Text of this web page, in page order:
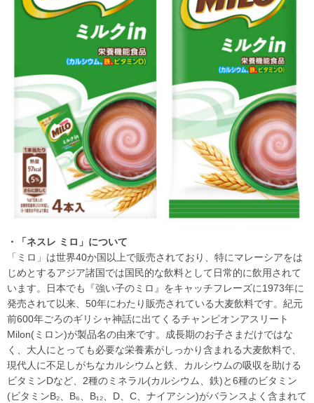
・「ネスレ ミロ」について
「ミロ」は世界40か国以上で販売されており、特にマレーシアをは
じめとするアジア諸国では国民的な飲料として日常的に飲用されて
います。日本でも『強い子のミロ』をキャッチフレーズに1973年に
発売されて以来、50年にわたり販売されている大麦飲料です。紀元
前600年ごろのギリシャ神話に出てくるチャンピオンアスリート
Milon(ミロン)が製品名の由来です。成長期のお子さまだけではな
く、大人にとっても必要な栄養素がしっかり含まれる大麦飲料で、
現代人に不足しがちなカルシウムと鉄、カルシウムの吸収を助ける
ビタミンDなど、2種のミネラル(カルシウム、鉄)と6種のビタミン
(ビタミンB₂、B₆、B₁₂、D、C、ナイアシン)がバランスよく含まれて